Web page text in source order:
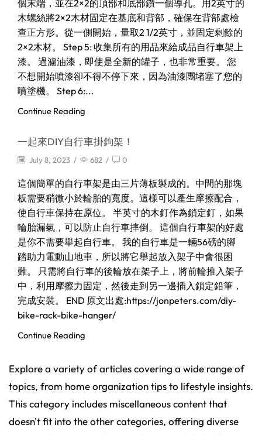
個末端，並在2×2的頂部和底部鑽一個導孔。用2英寸的
木螺絲將2×2木材固定在基底和背部，確保在背部處檢
查正方形。從一側開始，量取2 1/2英寸，並固定剩餘的
2×2木材。 Step 5: 收集所有的用品來給成品自行車架上
漆。 過濾油漆，即使是全新的罐子，也非常重要。 您
不想開始噴漆卻不得不停下來，因為油漆團堵塞了您的
噴塗機。 Step 6:...
Continue Reading
一起來DIY自行車掛鉤架！
July 8, 2023 / 682 / 0
這個簡單的自行車架是由三片薄板製成的。中間的那塊
板需要稍微小於輪胎的寬度。這樣可以產生摩擦配合，
使自行車保持在原位。 半英寸的木釘作為鎖定釘，如果
輪胎漏氣，可以防止自行車摔倒。 這個自行車架的好處
是你不需要舉起自行車。 我的自行車是一輛56磅的腳
踏助力電動山地車，所以將它舉起放入架子中會很困
難。 只需將自行車的後輪放在架子上，將前輪推入架子
中，利用摩擦力固定，然後走到另一邊插入鎖定鉛筆，
完成安裝。 END 原文出處:https://jonpeters.com/diy-
bike-rack-bike-hanger/
Continue Reading
Explore a variety of articles covering a wide range of
topics, from home organization tips to lifestyle insights.
This category includes miscellaneous content that
doesn't fit into the other categories, offering diverse